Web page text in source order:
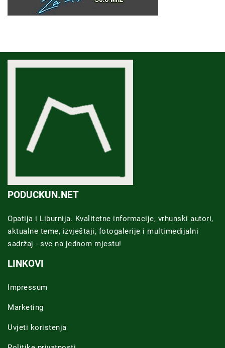
PODUCKUN.NET
Opatija i Liburnija. Kvalitetne informacije, vrhunski autori,
aktualne teme, izvještaji, fotogalerije i multimedijalni
sadržaj - sve na jednom mjestu!
LINKOVI
Impressum
Marketing
Uvjeti koristenja